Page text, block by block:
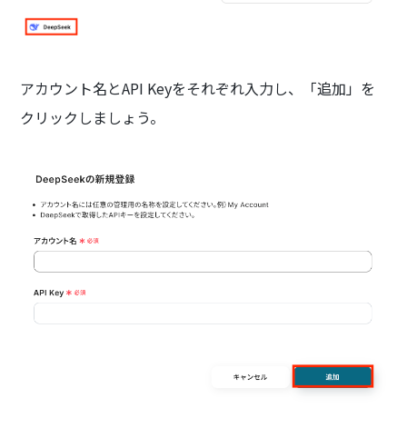
アカウント名とAPI Keyをそれぞれ入力し、「追加」を
クリックしましょう。